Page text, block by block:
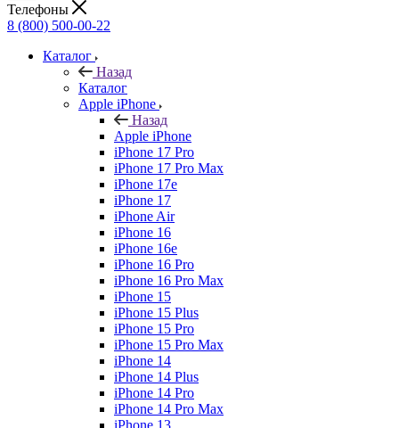
Телефоны
8 (800) 500-00-22
Каталог
Назад
Каталог
Apple iPhone
Назад
Apple iPhone
iPhone 17 Pro
iPhone 17 Pro Max
iPhone 17e
iPhone 17
iPhone Air
iPhone 16
iPhone 16e
iPhone 16 Pro
iPhone 16 Pro Max
iPhone 15
iPhone 15 Plus
iPhone 15 Pro
iPhone 15 Pro Max
iPhone 14
iPhone 14 Plus
iPhone 14 Pro
iPhone 14 Pro Max
iPhone 13